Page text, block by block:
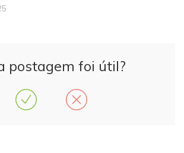
postagem foi útil?